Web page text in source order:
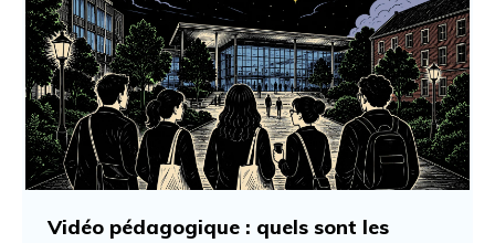
Vidéo pédagogique : quels sont les